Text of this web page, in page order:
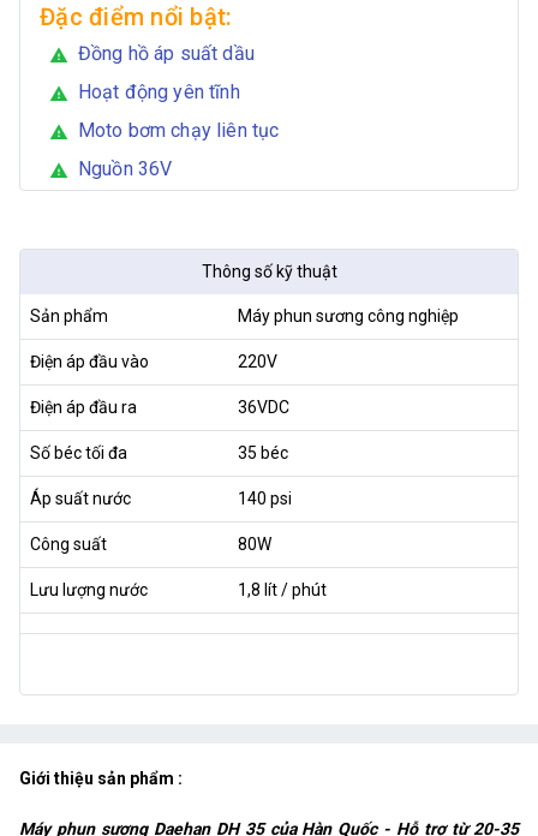
Đặc điểm nổi bật:
warning Đồng hồ áp suất dầu
warning Hoạt động yên tĩnh
warning Moto bơm chạy liên tục
warning Nguồn 36V
Thông số kỹ thuật
Sản phẩm Máy phun sương công nghiệp
Điện áp đầu vào 220V
Điện áp đầu ra 36VDC
Số béc tối đa 35 béc
Áp suất nước 140 psi
Công suất 80W
Lưu lượng nước 1,8 lít / phút
Giới thiệu sản phẩm :
Máy phun sương Daehan DH 35 của Hàn Quốc - Hỗ trợ từ 20-35